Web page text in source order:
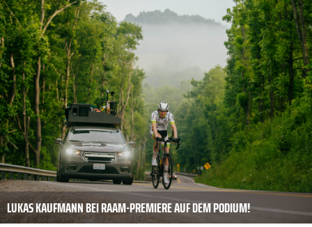
LUKAS KAUFMANN BEI RAAM-PREMIERE AUF DEM PODIUM!